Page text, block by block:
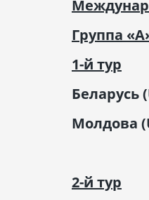
Группа
1-й тур
Беларусь
Молдова
2-й тур